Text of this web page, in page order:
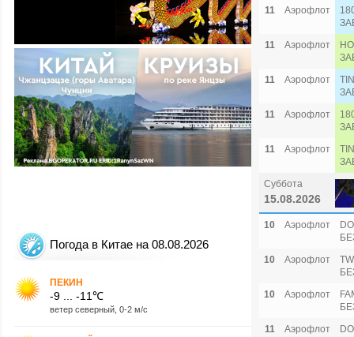
Погода в Китае на 08.08.2026
ПЕКИН
-9 ... -11℃
ветер северный, 0-2 м/с
11
Аэрофлот
11
Аэрофлот
11
Аэрофлот
11
Аэрофлот
11
Аэрофлот
Суббота
15.08.2026
10 Аэрофлот
10
Аэрофлот
10
Аэрофлот
11
Аэрофлот